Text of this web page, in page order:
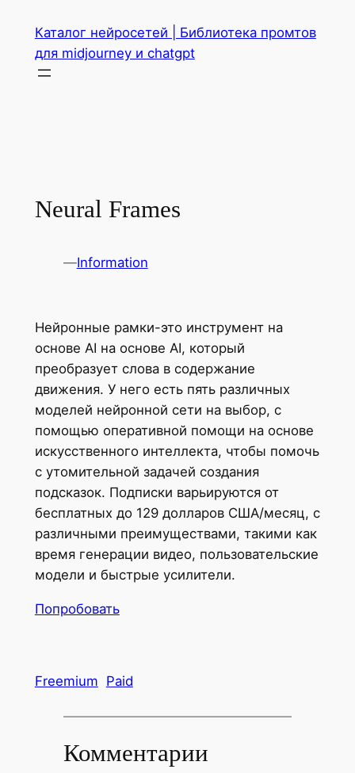
содержимому
Каталог нейросетей | Библиотека промтов
для midjourney и chatgpt
Neural Frames
—Information
Нейронные рамки-это инструмент на
основе AI на основе AI, который
преобразует слова в содержание
движения. У него есть пять различных
моделей нейронной сети на выбор, с
помощью оперативной помощи на основе
искусственного интеллекта, чтобы помочь
с утомительной задачей создания
подсказок. Подписки варьируются от
бесплатных до 129 долларов США/месяц, с
различными преимуществами, такими как
время генерации видео, пользовательские
модели и быстрые усилители.
Попробовать
Freemium Paid
Комментарии